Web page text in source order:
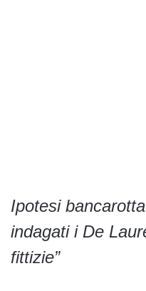
Ipotesi
indagati i De
fittizie”